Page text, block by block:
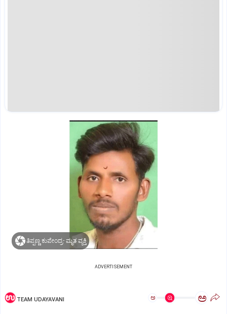
ತಿಪ್ಪಣ್ಣ ಕುಪೇಂದ್ರ- ಮೃತ ವ್ಯಕ್ತಿ
ADVERTISEMENT
TEAM UDAYAVANI ಅ ಅ